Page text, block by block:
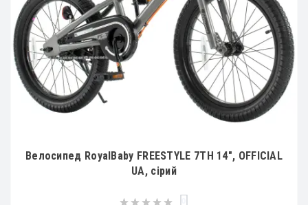
Велосипед RoyalBaby FREESTYLE 7TH 14", OFFICIAL
UA, сірий